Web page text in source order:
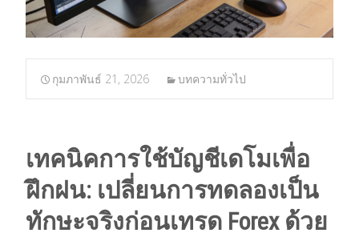
กุมภาพันธ์ 21, 2026 บทความทั่วไป
เทคนิคการใช้บัญชีเดโมเพื่อ
ฝึกฝน: เปลี่ยนการทดลองเป็น
ทักษะจริงก่อนเทรด Forex ด้วย